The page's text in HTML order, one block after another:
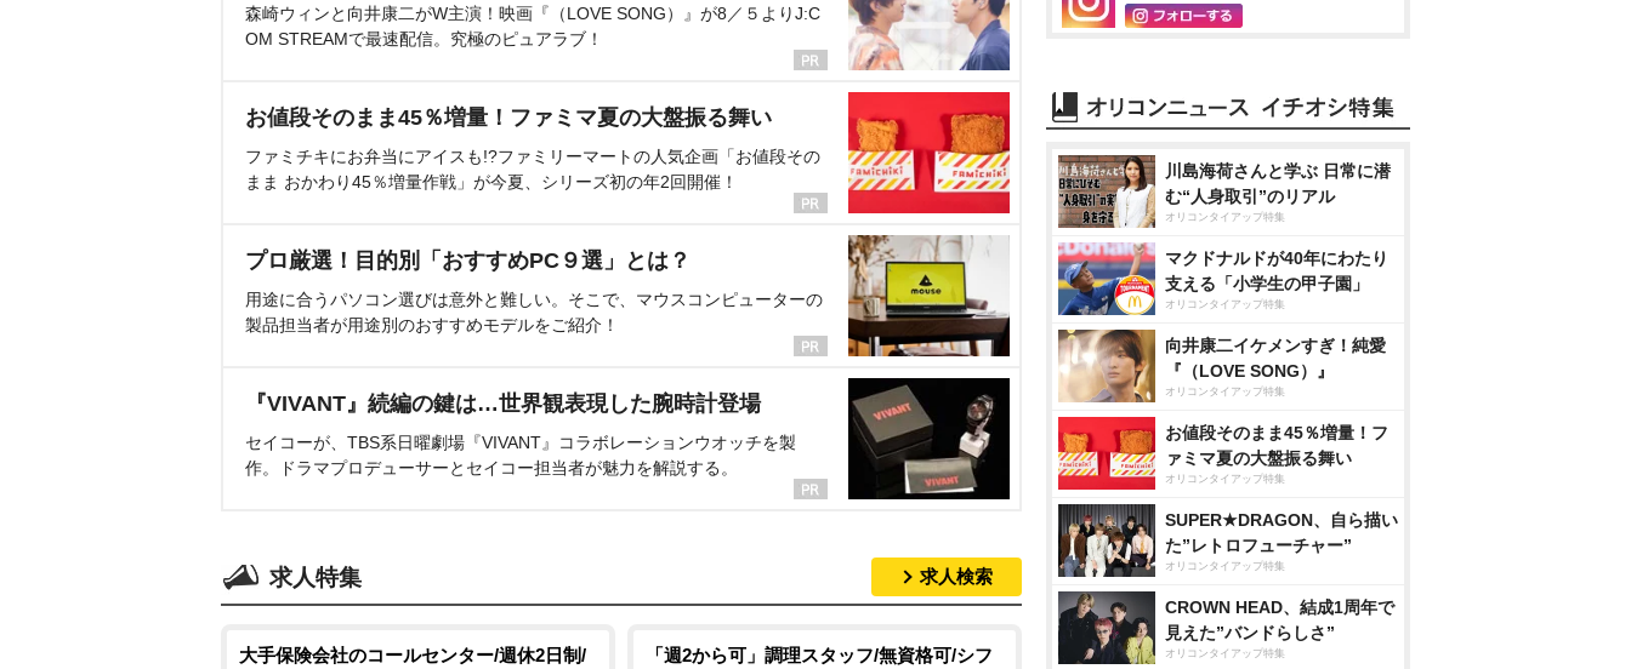
森崎ウィンと向井康二がW主演！映画『（LOVE SONG）』が8／５よりJ:C
OM STREAMで最速配信。究極のピュアラブ！
お値段そのまま45％増量！ファミマ夏の大盤振る舞い
ファミチキにお弁当にアイスも!?ファミリーマートの人気企画「お値段その
まま おかわり45％増量作戦」が今夏、シリーズ初の年2回開催！
プロ厳選！目的別「おすすめPC９選」とは？
用途に合うパソコン選びは意外と難しい。そこで、マウスコンピューターの
製品担当者が用途別のおすすめモデルをご紹介！
『VIVANT』続編の鍵は…世界観表現した腕時計登場
セイコーが、TBS系日曜劇場『VIVANT』コラボレーションウオッチを製
作。ドラマプロデューサーとセイコー担当者が魅力を解説する。
求人特集 求人検索
大手保険会社のコールセンター/週休2日制/
「週2から可」調理スタッフ/無資格可/シフ
川島海荷さんと学ぶ 日常に潜
む“人身取引”のリアル
オリコンタイアップ特集
マクドナルドが40年にわたり
支える「小学生の甲子園」
オリコンタイアップ特集
向井康二イケメンすぎ！純愛
『（LOVE SONG）』
オリコンタイアップ特集
お値段そのまま45％増量！フ
ァミマ夏の大盤振る舞い
オリコンタイアップ特集
SUPER★DRAGON、自ら描い
た”レトロフューチャー”
オリコンタイアップ特集
CROWN HEAD、結成1周年で
見えた”バンドらしさ”
オリコンタイアップ特集